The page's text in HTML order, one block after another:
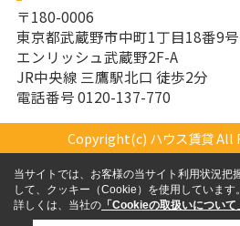
〒180-0006
東京都武蔵野市中町1丁目18番9号
エンリッシュ武蔵野2F-A
JR中央線 三鷹駅北口 徒歩2分
電話番号 0120-137-770
Copyright(c) ハウス賃貸 All
当サイトでは、お客様の当サイト利用状況把
して、クッキー（Cookie）を使用しています。
詳しくは、当社の 「Cookieの取扱いについて